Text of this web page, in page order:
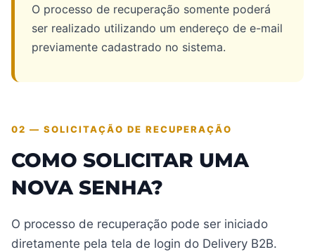
O processo de recuperação somente poderá
ser realizado utilizando um endereço de e-mail
previamente cadastrado no sistema.
02 — SOLICITAÇÃO DE RECUPERAÇÃO
COMO SOLICITAR UMA
NOVA SENHA?
O processo de recuperação pode ser iniciado
diretamente pela tela de login do Delivery B2B.